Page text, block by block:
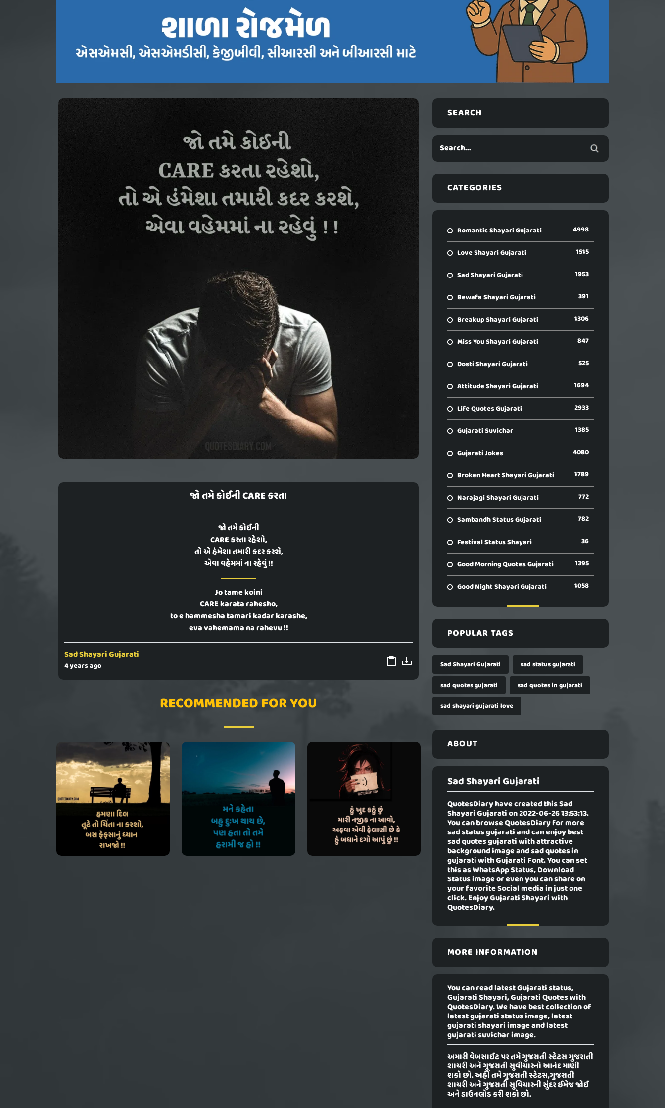
જો તમે કોઈની CARE કરતા
જો તમે કોઈની
CARE કરતા રહેશો,
તો એ હંમેશા તમારી કદર કરશે,
એવા વહેમમાં ના રહેવું !!
Jo tame koini
CARE karata rahesho,
to e hammesha tamari kadar karashe,
eva vahemama na rahevu !!
Sad Shayari Gujarati
4 years ago
RECOMMENDED FOR YOU
SEARCH
CATEGORIES
Romantic Shayari Gujarati 4998
Love Shayari Gujarati 1515
Sad Shayari Gujarati 1953
Bewafa Shayari Gujarati 391
Breakup Shayari Gujarati 1306
Miss You Shayari Gujarati 847
Dosti Shayari Gujarati 525
Attitude Shayari Gujarati 1694
Life Quotes Gujarati 2933
Gujarati Suvichar 1385
Gujarati Jokes 4080
Broken Heart Shayari Gujarati 1789
Narajagi Shayari Gujarati 772
Sambandh Status Gujarati 782
Festival Status Shayari 36
Good Morning Quotes Gujarati 1395
Good Night Shayari Gujarati 1058
POPULAR TAGS
Sad Shayari Gujarati
sad status gujarati
sad quotes gujarati
sad quotes in gujarati
sad shayari gujarati love
ABOUT
Sad Shayari Gujarati
QuotesDiary have created thisSad
Shayari Gujaration 2022-06-26 13:53:13.
You can browse QuotesDiary for more
sad status gujarati and can enjoy best
sad quotes gujarati with attractive
background image and sad quotes in
gujarati with Gujarati Font. You can set
this as WhatsApp Status, Download
Status image or even you can share on
your favorite Social media in just one
click. Enjoy Gujarati Shayari with
QuotesDiary.
MORE INFORMATION
You can read latest Gujarati status,
Gujarati Shayari, Gujarati Quotes with
QuotesDiary. We have best collection of
latest gujarati status image, latest
gujarati shayari image and latest
gujarati suvichar image.
અમારી વેબસાઈટ પર તમે ગુજરાતી સ્ટેટસ ગુજરાતી
શાયરી અને ગુજરાતી સુવીચારનો આનંદ માણી
શકો છો. અહીં તમે ગુજરાતી સ્ટેટસ,ગુજરાતી
શાયરી અને ગુજરાતી સુવિચારની સુંદર ઈમેજ જોઈ
અને ડાઉનલોડ કરી શકો છો.